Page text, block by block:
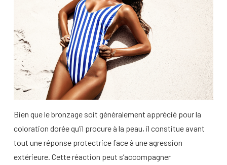
Bien que le bronzage soit généralement apprécié pour la
coloration dorée qu’il procure à la peau, il constitue avant
tout une réponse protectrice face à une agression
extérieure. Cette réaction peut s’accompagner